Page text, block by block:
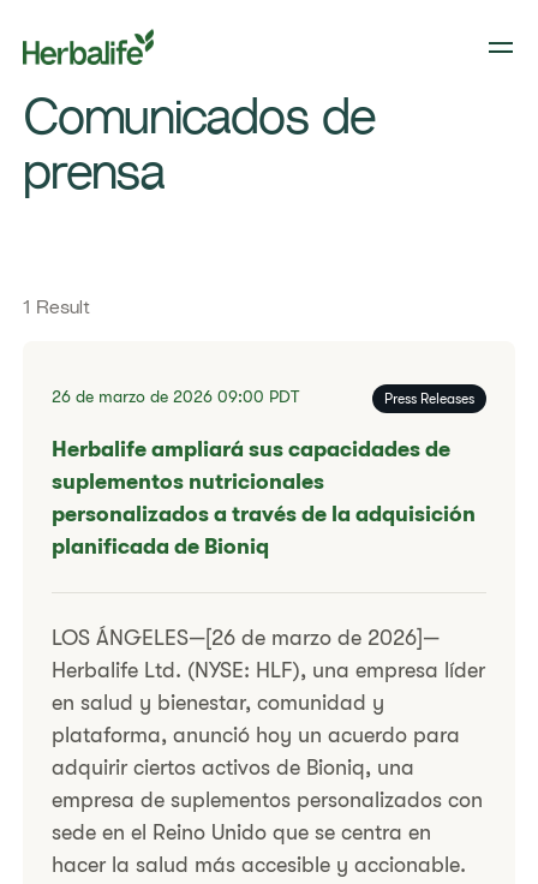
​Comunicados de
prensa​
1 Result
Filter press release
26 de marzo de 202609:00 PDT Press Releases
Herbalife ampliará sus capacidades de
suplementos nutricionales
personalizados a través de la adquisición
planificada de Bioniq
LOS ÁNGELES—[26 de marzo de 2026]—
Herbalife Ltd. (NYSE: HLF), una empresa líder
en salud y bienestar, comunidad y
plataforma, anunció hoy un acuerdo para
adquirir ciertos activos de Bioniq, una
empresa de suplementos personalizados con
sede en el Reino Unido que se centra en
hacer la salud más accesible y accionable.